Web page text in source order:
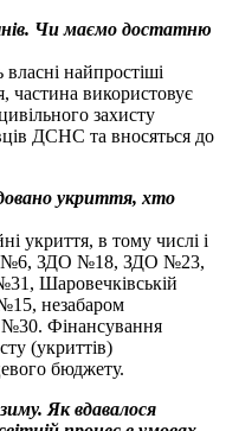
Чи маємо достатню
найпростіші
частина використовує
захисту
ДСНС та вносяться до
укриття, хто
укриття, в тому числі і
№6, ЗДО №18, ЗДО №23,
Шаровечківській
незабаром
№30. Фінансування
(укриттів)
бюджету.
Як вдавалося